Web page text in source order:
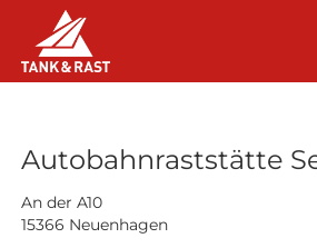
Skip to main content
Raststätten
Autobahnraststätte
An der A10
15366 Neuenhagen